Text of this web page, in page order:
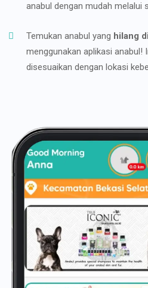
anabul dengan mudah melalui
Temukan anabul yang hilang
menggunakan aplikasi anabul!
disesuaikan dengan lokasi